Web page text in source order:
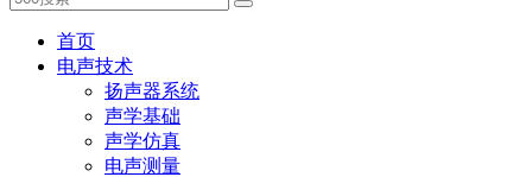
首页
电声技术
扬声器系统
声学基础
声学仿真
电声测量